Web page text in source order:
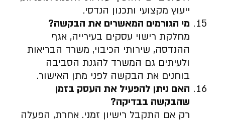
ייעוץ מקצועי ותכנון הנדסי.
מי הגורמים המאשרים את הבקשה?
מחלקת רישוי עסקים בעירייה, אגף
ההנדסה, שירותי הכיבוי, משרד הבריאות
ולעיתים גם המשרד להגנת הסביבה
בוחנים את הבקשה לפני מתן האישור.
האם ניתן להפעיל את העסק בזמן
שהבקשה בבדיקה?
רק אם התקבל רישיון זמני. אחרת, הפעלה